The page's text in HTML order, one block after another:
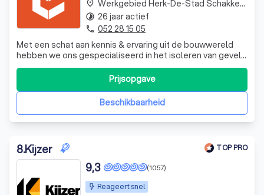
Met een schat aan kennis & ervaring uit de bouwwereld
hebben we ons gespecialiseerd in het isoleren van gevels,
daken, vernieuwen van ramen & deuren +
Beschikbaarheid
Prijsopgave
place Werkgebied Herk-De-Stad Schakkebroek
timelapse 26 jaar actief
phone 052 28 15 05
8.Kijzer TOP PRO
Reageert snel
(1057)
9,3